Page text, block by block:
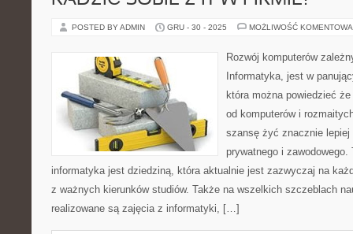
POSTED BY ADMIN GRU - 30 - 2025 MOŻLIWOŚĆ
Rozwój komputerów
Informatyka, jest w
która można powiedzieć
od komputerów i
szansę żyć znacznie
prywatnego i
informatyka jest dziedziną, która aktualnie jest zazwyczaj na
z ważnych kierunków studiów. Także na wszelkich szczeblach
realizowane są zajęcia z informatyki, […]